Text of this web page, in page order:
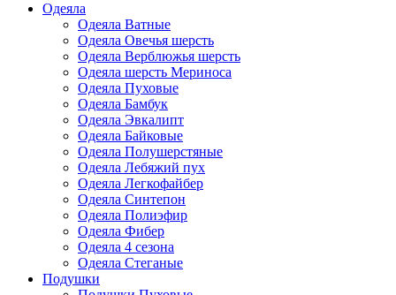
Одеяла
Одеяла Ватные
Одеяла Овечья шерсть
Одеяла Верблюжья шерсть
Одеяла шерсть Мериноса
Одеяла Пуховые
Одеяла Бамбук
Одеяла Эвкалипт
Одеяла Байковые
Одеяла Полушерстяные
Одеяла Лебяжий пух
Одеяла Легкофайбер
Одеяла Синтепон
Одеяла Полиэфир
Одеяла Фибер
Одеяла 4 сезона
Одеяла Стеганые
Подушки